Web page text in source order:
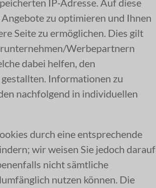
IP-Adresse. Auf diese
zu optimieren und Ihnen
Seite zu ermöglichen. Dies gilt
Werbepartnern
dabei helfen, den
Informationen zu
nachfolgend in individuellen
durch eine entsprechende
wir weisen Sie jedoch darauf
nicht sämtliche
nutzen können. Die